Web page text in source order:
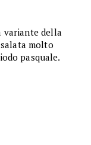
variante della
molto
pasquale.